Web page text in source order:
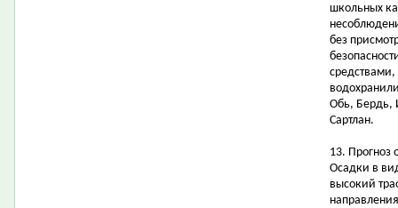
школьных
без
Обь, Бердь,
Сартлан.
13. Прогноз
Осадки в
высокий